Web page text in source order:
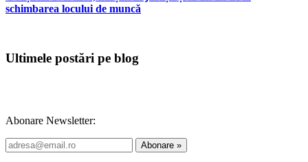
schimbarea locului de muncă
Ultimele postări pe blog
Abonare Newsletter: